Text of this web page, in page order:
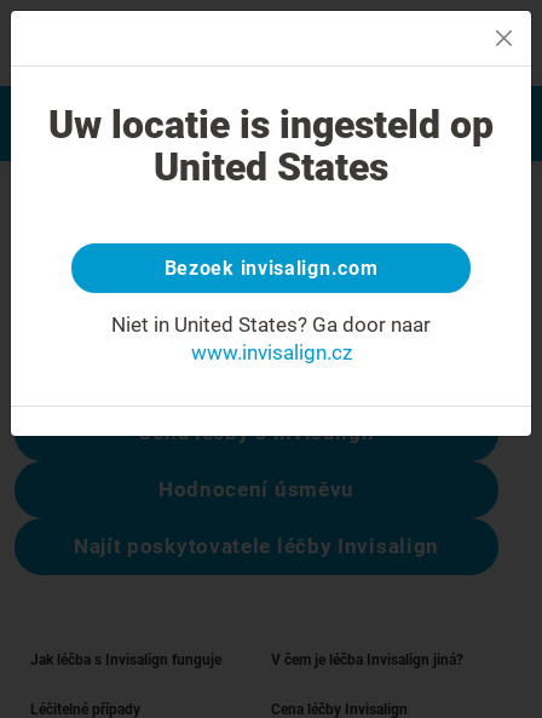
Hodnocení úsměvu
Najít poskytovatele léčby
Invisalign
Chyba 404
Přestaňte se mračit
Tato stránka není k dispozici, ale ostatní
Cena léčby s Invisalign
Hodnocení úsměvu
Najít poskytovatele léčby Invisalign
Jak léčba s Invisalign funguje V čem je léčba Invisalign jiná?
Léčitelné případy Cena léčby Invisalign
Uw locatie is ingesteld op
United States
Bezoek invisalign.com
Niet in United States? Ga door naar
www.invisalign.cz